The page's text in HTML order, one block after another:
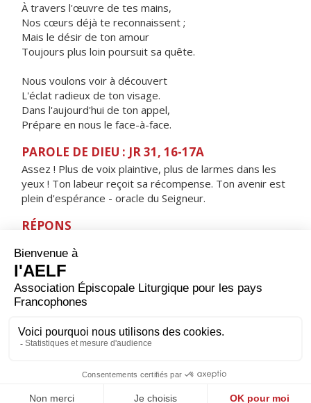
À travers l'œuvre de tes mains,
Nos cœurs déjà te reconnaissent ;
Mais le désir de ton amour
Toujours plus loin poursuit sa quête.
Nous voulons voir à découvert
L'éclat radieux de ton visage.
Dans l'aujourd'hui de ton appel,
Prépare en nous le face-à-face.
PAROLE DE DIEU : JR 31, 16-17A
Assez ! Plus de voix plaintive, plus de larmes dans les
yeux ! Ton labeur reçoit sa récompense. Ton avenir est
plein d'espérance - oracle du Seigneur.
RÉPONS
criant leur joie à l'heure du triomphe.
ORAISON
Puisqu'en ce jour, Seigneur, les Saints Innocents ont
seule mort ; fais que notre vie tout entière témoigne de
la foi que notre bouche proclame.